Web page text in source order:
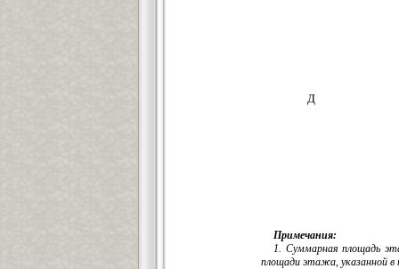
Д
Примечания:
1. Суммарная площадь
площади этажа, указанной в